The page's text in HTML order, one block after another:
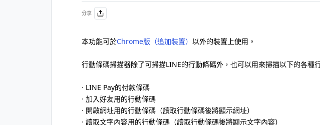
分享
本功能可於Chrome版（追加裝置） 以外的裝置上使用。
行動條碼掃描器除了可掃描LINE的行動條碼外，也可以用來掃描以下的各種
⋅ LINE Pay的付款條碼
⋅ 加入好友用的行動條碼
⋅ 開啟網址用的行動條碼（讀取行動條碼後將顯示網址）
⋅ 讀取文字內容用的行動條碼（讀取行動條碼後將顯示文字內容）